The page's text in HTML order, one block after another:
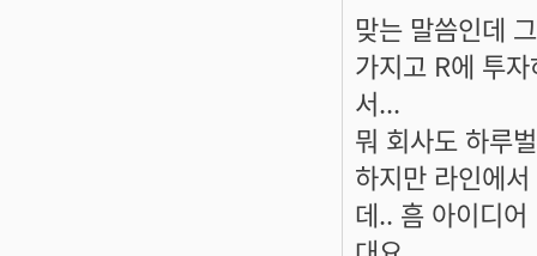
맞는 말씀인데
가지고 R에 투
서...
뭐 회사도 하루
하지만 라인에
데.. 흠 아이디